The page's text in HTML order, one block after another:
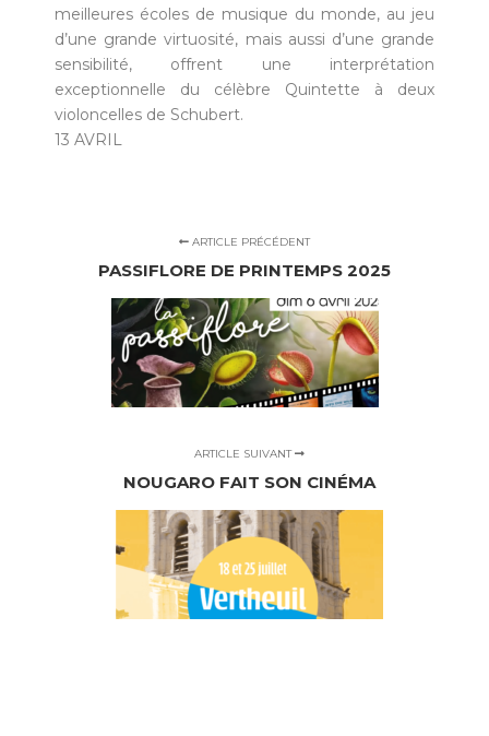
meilleures écoles de musique du monde, au jeu
d’une grande virtuosité, mais aussi d’une grande
sensibilité, offrent une interprétation
exceptionnelle du célèbre Quintette à deux
violoncelles de Schubert.
13 AVRIL
ARTICLE PRÉCÉDENT
PASSIFLORE DE PRINTEMPS 2025
ARTICLE SUIVANT
NOUGARO FAIT SON CINÉMA